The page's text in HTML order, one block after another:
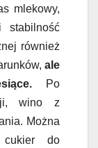
mlekowy,
stabilność
również
ale
Po
wino z
Można
do